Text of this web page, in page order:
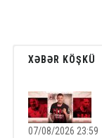
XƏBƏR KÖŞKÜ
07/08/2026 23:59